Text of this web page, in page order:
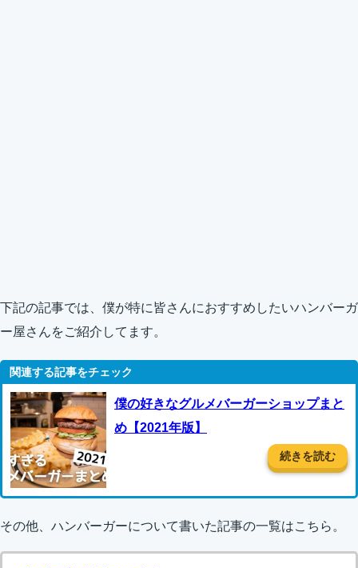
下記の記事では、僕が特に皆さんにおすすめしたいハンバーガ
ー屋さんをご紹介してます。
僕の好きなグルメバーガーショップまと
め【2021年版】
続きを読む
その他、ハンバーガーについて書いた記事の一覧はこちら。